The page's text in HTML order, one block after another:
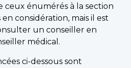
énumérés à la section
considération, mais il est
un conseiller en
médical.
ci-dessous sont